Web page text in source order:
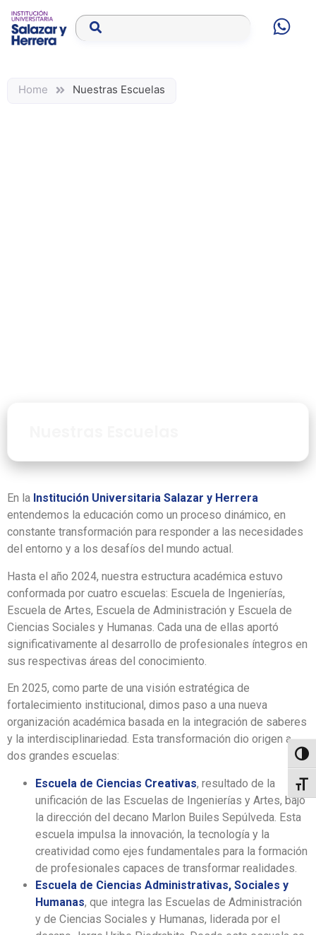
Home Nuestras Escuelas
En la Institución Universitaria Salazar y Herrera
entendemos la educación como un proceso dinámico, en
constante transformación para responder a las necesidades
del entorno y a los desafíos del mundo actual.
Hasta el año 2024, nuestra estructura académica estuvo
conformada por cuatro escuelas: Escuela de Ingenierías,
Escuela de Artes, Escuela de Administración y Escuela de
Ciencias Sociales y Humanas. Cada una de ellas aportó
significativamente al desarrollo de profesionales íntegros en
sus respectivas áreas del conocimiento.
En 2025, como parte de una visión estratégica de
fortalecimiento institucional, dimos paso a una nueva
organización académica basada en la integración de saberes
y la interdisciplinariedad. Esta transformación dio origen a
dos grandes escuelas:
Escuela de Ciencias Creativas, resultado de la
unificación de las Escuelas de Ingenierías y Artes, bajo
la dirección del decano Marlon Builes Sepúlveda. Esta
escuela impulsa la innovación, la tecnología y la
creatividad como ejes fundamentales para la formación
de profesionales capaces de transformar realidades.
Escuela de Ciencias Administrativas, Sociales y
Humanas, que integra las Escuelas de Administración
y de Ciencias Sociales y Humanas, liderada por el